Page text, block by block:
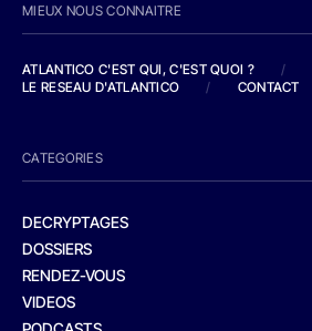
MIEUX NOUS CONNAITRE
ATLANTICO C'EST QUI, C'EST QUOI ?
/
LE RESEAU D'ATLANTICO
/ CONTACT
CATEGORIES
DECRYPTAGES
DOSSIERS
RENDEZ-VOUS
VIDEOS